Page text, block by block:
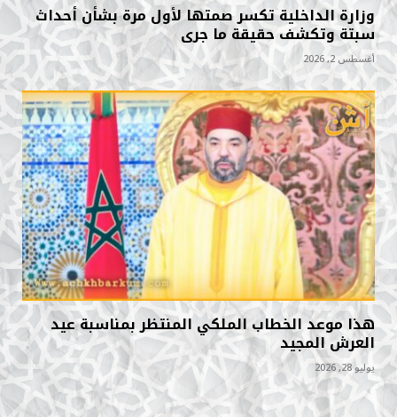
وزارة الداخلية تكسر صمتها لأول مرة بشأن أحداث
سبتة وتكشف حقيقة ما جرى
أغسطس 2, 2026
هذا موعد الخطاب الملكي المنتظر بمناسبة عيد
العرش المجيد
يوليو 28, 2026